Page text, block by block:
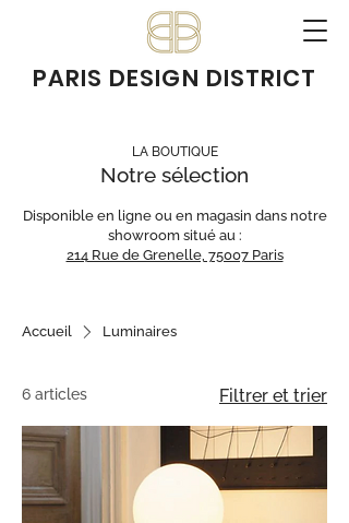
PARIS DESIGN DISTRICT
LA BOUTIQUE
Notre sélection
Disponible en ligne ou en magasin dans notre
showroom situé au :
214 Rue de Grenelle, 75007 Paris
Accueil Luminaires
6 articles Filtrer et trier